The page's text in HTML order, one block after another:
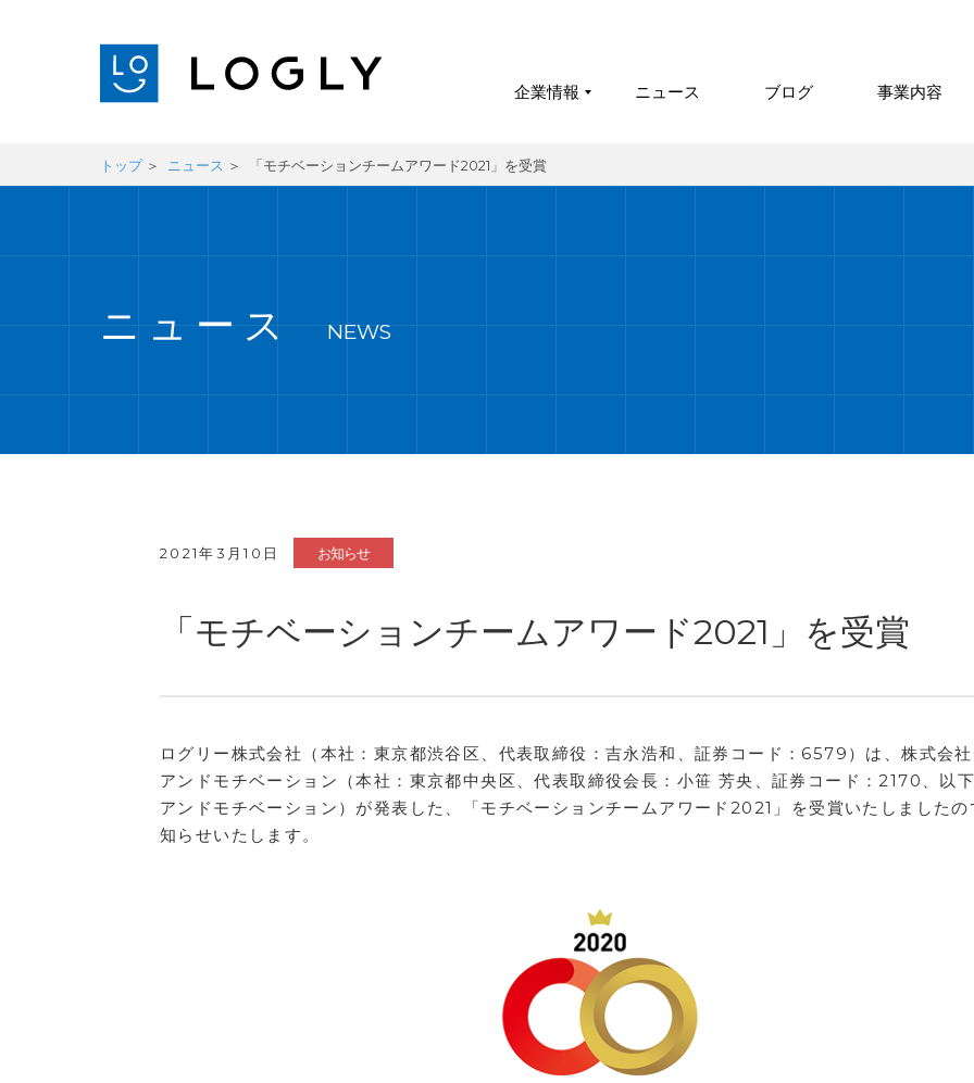
企業情報 ニュース ブログ 事業内容
トップ ニュース 「モチベーションチームアワード2021」を受賞
ニュース NEWS
2021年3月10日 お知らせ
「モチベーションチームアワード2021」を受賞
ログリー株式会社（本社：東京都渋谷区、代表取締役：吉永浩和、証券コード：6579）は、株式会社
アンドモチベーション（本社：東京都中央区、代表取締役会長：小笹 芳央、証券コード：2170、以
アンドモチベーション）が発表した、「モチベーションチームアワード2021」を受賞いたしましたの
知らせいたします。